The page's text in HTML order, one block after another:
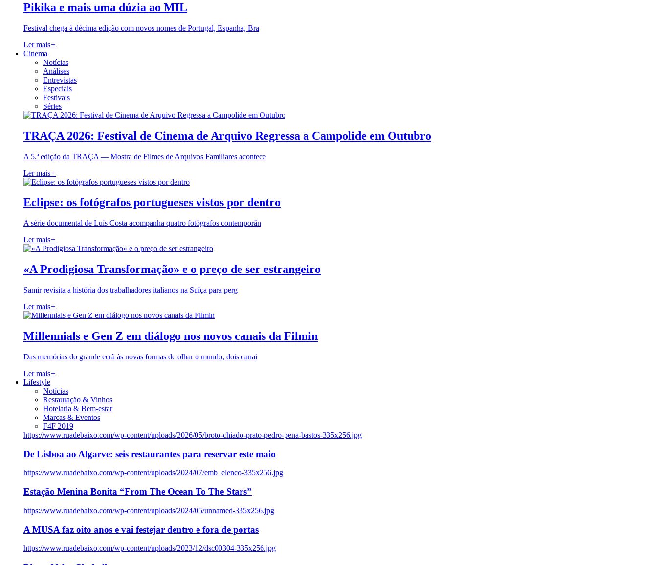
Pikika e mais uma dúzia ao MIL
Festival chega à décima edição com novos nomes de Portugal, Espanha, Bra
Ler mais+
Cinema
Notícias
Análises
Entrevistas
Especiais
Festivais
Séries
TRAÇA 2026: Festival de Cinema de Arquivo Regressa a Campolide em Outubro
A 5.ª edição da TRAÇA — Mostra de Filmes de Arquivos Familiares acontece
Ler mais+
Eclipse: os fotógrafos portugueses vistos por dentro
A série documental de Luís Costa acompanha quatro fotógrafos contemporân
Ler mais+
«A Prodigiosa Transformação» e o preço de ser estrangeiro
Samir revisita a história dos trabalhadores italianos na Suíça para perg
Ler mais+
Millennials e Gen Z em diálogo nos novos canais da Filmin
Das memórias do grande ecrã às novas formas de olhar o mundo, dois canai
Ler mais+
Lifestyle
Notícias
Restauração & Vinhos
Hotelaria & Bem-estar
Marcas & Eventos
F4F 2019
https://www.ruadebaixo.com/wp-content/uploads/2026/05/broto-chiado-prato-pedro-pena-bastos-335x256.jpg
De Lisboa ao Algarve: seis restaurantes para reservar este maio
https://www.ruadebaixo.com/wp-content/uploads/2024/07/emb_elenco-335x256.jpg
Estação Menina Bonita “From The Ocean To The Stars”
https://www.ruadebaixo.com/wp-content/uploads/2024/05/unnamed-335x256.jpg
A MUSA faz oito anos e vai festejar dentro e fora de portas
https://www.ruadebaixo.com/wp-content/uploads/2023/12/dsc00304-335x256.jpg